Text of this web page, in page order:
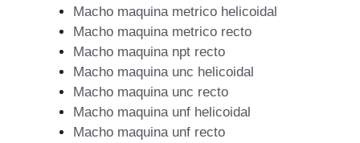
Macho maquina metrico helicoidal
Macho maquina metrico recto
Macho maquina npt recto
Macho maquina unc helicoidal
Macho maquina unc recto
Macho maquina unf helicoidal
Macho maquina unf recto